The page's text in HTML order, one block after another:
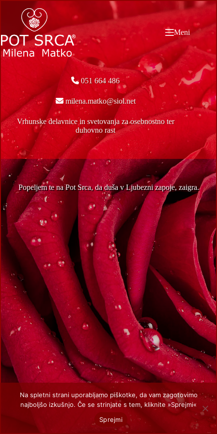
content
Meni
051 664 486
milena.matko@siol.net
Vrhunske delavnice in svetovanja za osebnostno ter
duhovno rast
Popeljem te na Pot Srca, da duša v Ljubezni zapoje, zaigra.
Na spletni strani uporabljamo piškotke, da vam zagotovimo
najboljšo izkušnjo. Če se strinjate s tem, kliknite »Sprejmi«
Sprejmi